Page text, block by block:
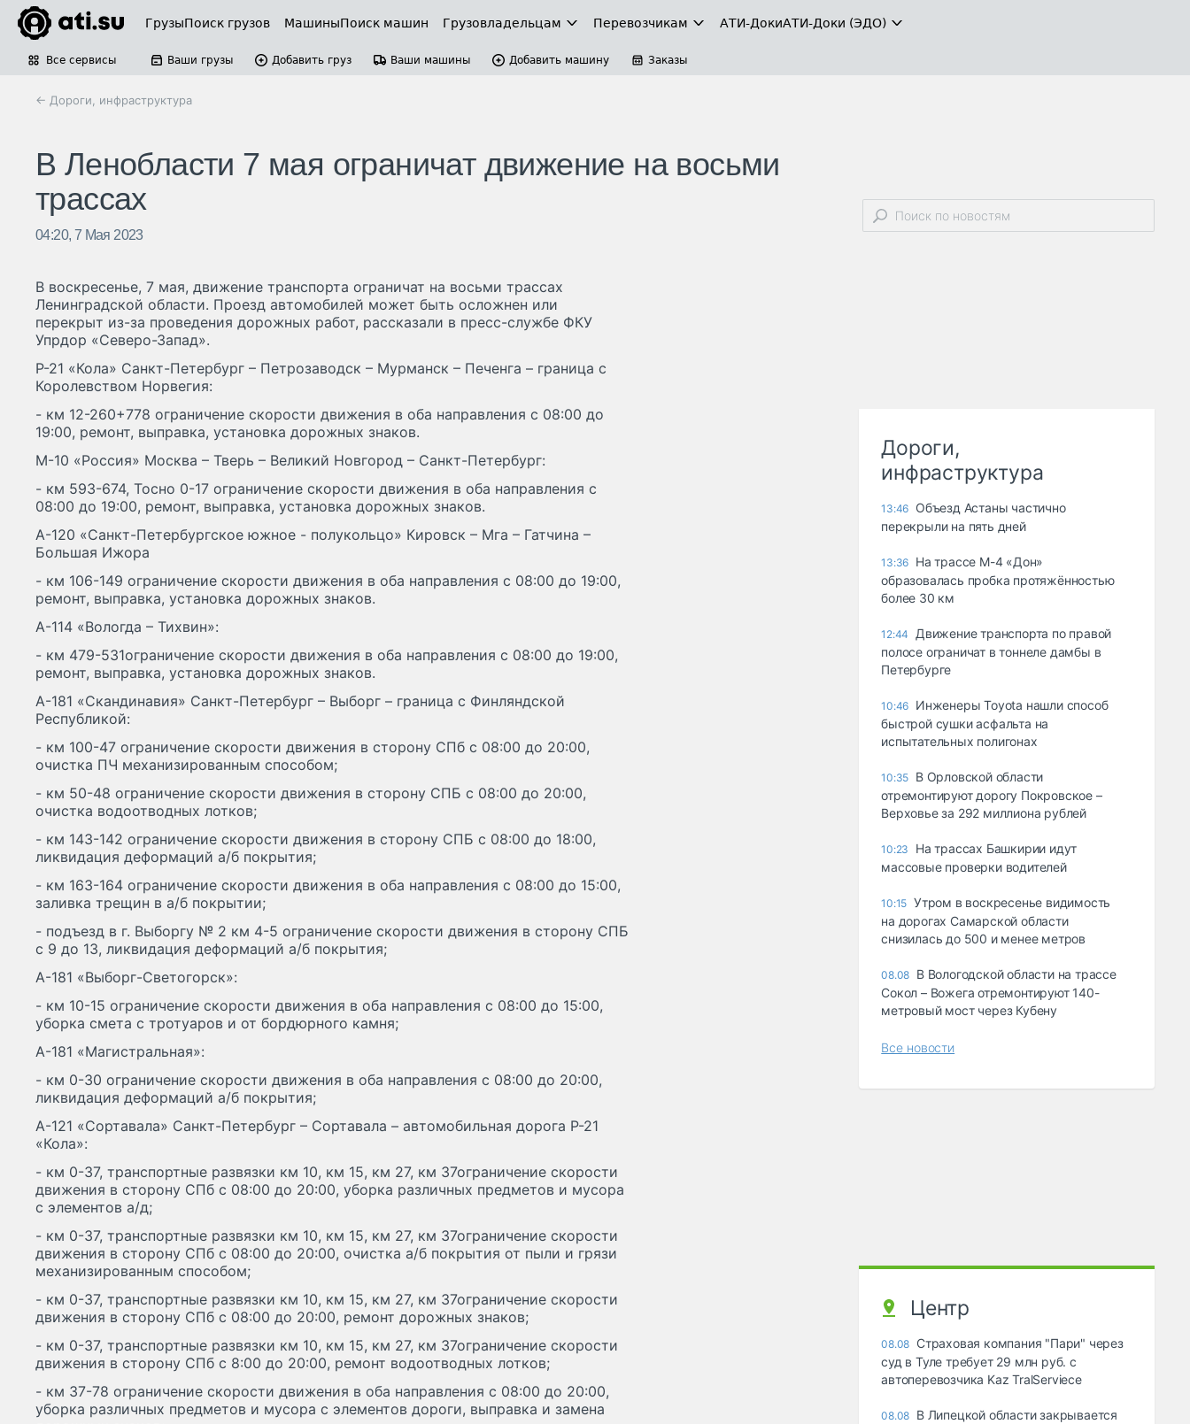
ГрузыПоиск грузов МашиныПоиск машин Грузовладельцам Перевозчикам АТИ-ДокиАТИ-Доки (ЭДО)
Все сервисы Ваши грузы Добавить груз Ваши машины Добавить машину Заказы
← Дороги, инфраструктура
В Ленобласти 7 мая ограничат движение на восьми
трассах
04:20, 7 Мая 2023
В воскресенье, 7 мая, движение транспорта ограничат на восьми трассах
Ленинградской области. Проезд автомобилей может быть осложнен или
перекрыт из-за проведения дорожных работ, рассказали в пресс-службе ФКУ
Упрдор «Северо-Запад».
Р-21 «Кола» Санкт-Петербург – Петрозаводск – Мурманск – Печенга – граница с
Королевством Норвегия:
- км 12-260+778 ограничение скорости движения в оба направления с 08:00 до
19:00, ремонт, выправка, установка дорожных знаков.
М-10 «Россия» Москва – Тверь – Великий Новгород – Санкт-Петербург:
- км 593-674, Тосно 0-17 ограничение скорости движения в оба направления с
08:00 до 19:00, ремонт, выправка, установка дорожных знаков.
А-120 «Санкт-Петербургское южное - полукольцо» Кировск – Мга – Гатчина –
Большая Ижора
- км 106-149 ограничение скорости движения в оба направления с 08:00 до 19:00,
ремонт, выправка, установка дорожных знаков.
А-114 «Вологда – Тихвин»:
- км 479-531ограничение скорости движения в оба направления с 08:00 до 19:00,
ремонт, выправка, установка дорожных знаков.
А-181 «Скандинавия» Санкт-Петербург – Выборг – граница с Финляндской
Республикой:
- км 100-47 ограничение скорости движения в сторону СПб с 08:00 до 20:00,
очистка ПЧ механизированным способом;
- км 50-48 ограничение скорости движения в сторону СПБ с 08:00 до 20:00,
очистка водоотводных лотков;
- км 143-142 ограничение скорости движения в сторону СПБ с 08:00 до 18:00,
ликвидация деформаций а/б покрытия;
- км 163-164 ограничение скорости движения в оба направления с 08:00 до 15:00,
заливка трещин в а/б покрытии;
- подъезд в г. Выборгу № 2 км 4-5 ограничение скорости движения в сторону СПБ
с 9 до 13, ликвидация деформаций а/б покрытия;
А-181 «Выборг-Светогорск»:
- км 10-15 ограничение скорости движения в оба направления с 08:00 до 15:00,
уборка смета с тротуаров и от бордюрного камня;
А-181 «Магистральная»:
- км 0-30 ограничение скорости движения в оба направления с 08:00 до 20:00,
ликвидация деформаций а/б покрытия;
А-121 «Сортавала» Санкт-Петербург – Сортавала – автомобильная дорога Р-21
«Кола»:
- км 0-37, транспортные развязки км 10, км 15, км 27, км 37ограничение скорости
движения в сторону СПб с 08:00 до 20:00, уборка различных предметов и мусора
с элементов а/д;
- км 0-37, транспортные развязки км 10, км 15, км 27, км 37ограничение скорости
движения в сторону СПб с 08:00 до 20:00, очистка а/б покрытия от пыли и грязи
механизированным способом;
- км 0-37, транспортные развязки км 10, км 15, км 27, км 37ограничение скорости
движения в сторону СПб с 08:00 до 20:00, ремонт дорожных знаков;
- км 0-37, транспортные развязки км 10, км 15, км 27, км 37ограничение скорости
движения в сторону СПб с 8:00 до 20:00, ремонт водоотводных лотков;
- км 37-78 ограничение скорости движения в оба направления с 08:00 до 20:00,
уборка различных предметов и мусора с элементов дороги, выправка и замена
Дороги,
инфраструктура
13:46 Объезд Астаны частично
перекрыли на пять дней
13:36 На трассе М-4 «Дон»
образовалась пробка протяжённостью
более 30 км
12:44
Движение транспорта по правой
полосе ограничат в тоннеле дамбы в
Петербурге
10:46 Инженеры Toyota нашли способ
быстрой сушки асфальта на
испытательных полигонах
10:35 В Орловской области
отремонтируют дорогу Покровское –
Верховье за 292 миллиона рублей
10:23
На трассах Башкирии идут
массовые проверки водителей
10:15 Утром в воскресенье видимость
на дорогах Самарской области
снизилась до 500 и менее метров
08.08 В Вологодской области на трассе
Сокол – Вожега отремонтируют 140-
метровый мост через Кубену
Все новости
Центр
08.08 Страховая компания "Пари" через
суд в Туле требует 29 млн руб. с
автоперевозчика Kaz TralServiece
08.08 В Липецкой области закрывается